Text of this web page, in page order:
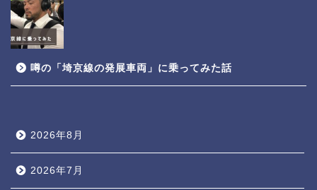
噂の「埼京線の発展車両」に乗ってみた話
2026年8月
2026年7月